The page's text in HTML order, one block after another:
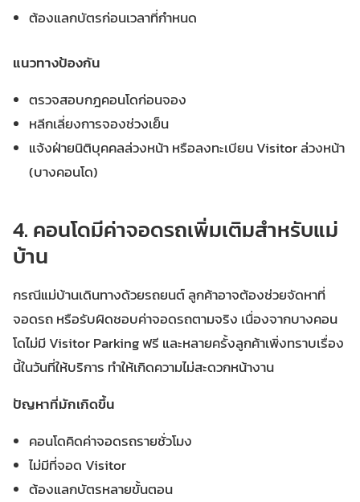
ต้องแลกบัตรก่อนเวลาที่กำหนด
แนวทางป้องกัน
ตรวจสอบกฎคอนโดก่อนจอง
หลีกเลี่ยงการจองช่วงเย็น
แจ้งฝ่ายนิติบุคคลล่วงหน้า หรือลงทะเบียน Visitor ล่วงหน้า
(บางคอนโด)
4. คอนโดมีค่าจอดรถเพิ่มเติมสำหรับแม่
บ้าน
กรณีแม่บ้านเดินทางด้วยรถยนต์ ลูกค้าอาจต้องช่วยจัดหาที่
จอดรถ หรือรับผิดชอบค่าจอดรถตามจริง เนื่องจากบางคอน
โดไม่มี Visitor Parking ฟรี และหลายครั้งลูกค้าเพิ่งทราบเรื่อง
นี้ในวันที่ให้บริการ ทำให้เกิดความไม่สะดวกหน้างาน
ปัญหาที่มักเกิดขึ้น
คอนโดคิดค่าจอดรถรายชั่วโมง
ไม่มีที่จอด Visitor
ต้องแลกบัตรหลายขั้นตอน